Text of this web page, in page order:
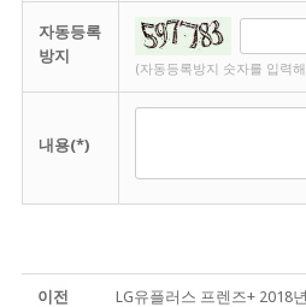
자동등록
방지
(자동등록방지 숫자를 입력
내용(*)
이전 LG유플러스 프렌즈+ 2018